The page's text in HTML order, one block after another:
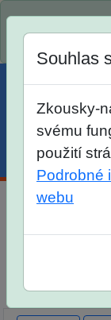
Menu Účet
po skutečných
zkouškách
Souhlas
Zkousky-
svému
použití
Podrobné
webu